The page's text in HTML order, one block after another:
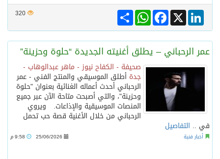
الكويت تدين وتستنكر اعتداءات ميليشيا الحوثي على منطقة نجران: انتهاك صارخ لسيادة السعودية وسلامة أراضيها 320 Share
WhatsAppFacebook X
LinkedIn
عمر الرحباني – يطلق أغنيته الجديدة “حلوة وحزينة”
صحيفة - الكفاح نيوز - ماهر عبدالوهاب -
جدة أطلق الموسيقي والمنتج الفني - عمر
الرحباني أحدث أعماله الغنائية بعنوان "حلوة
وحزينة"، والتي أصبحت متاحة الآن عبر جميع
المنصات الموسيقية والإذاعات. ويروي
الرحباني من خلال الأغنية قصة حب تحمل
في .. التفاصيل
أخبار فنية 25/06/2026